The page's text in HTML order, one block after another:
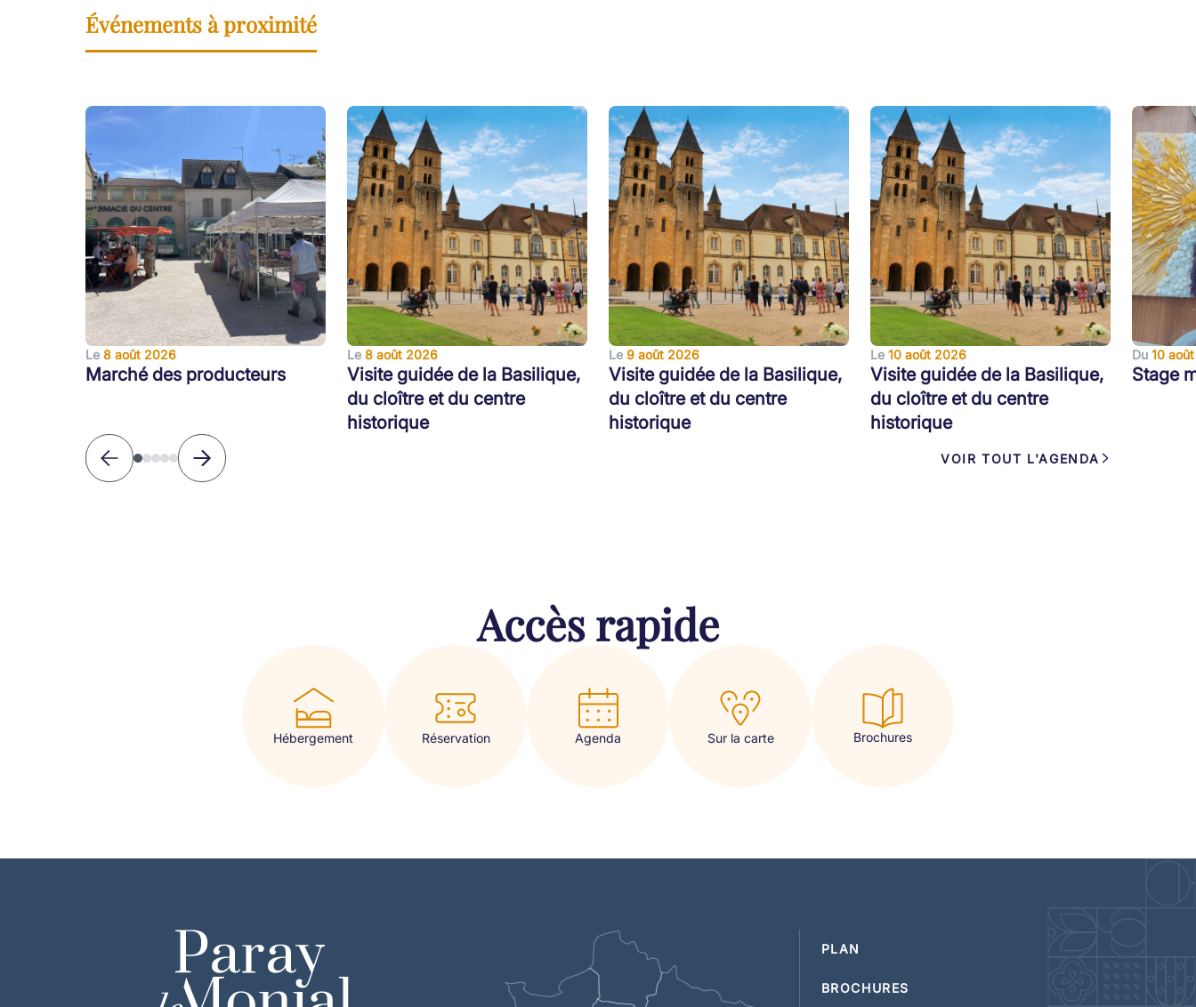
Événements à proximité
Le 8 août 2026
Marché des producteurs
Le 8 août 2026
Visite guidée de la Basilique,
du cloître et du centre
historique
Le 9 août 2026
Visite guidée de la Basilique,
du cloître et du centre
historique
Le 10 août 2026
Visite guidée de la Basilique,
du cloître et du centre
historique
Du 10 août
Stage
VOIR TOUT L'AGENDA
Accès rapide
Hébergement Réservation Agenda Sur la carte Brochures
PLAN
BROCHURES